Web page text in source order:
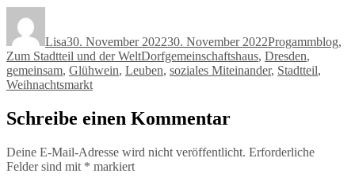
Lisa30. November 202230. November 2022Progammblog,
Zum Stadtteil und der WeltSchlagwörter
Dorfgemeinschaftshaus, Dresden,
gemeinsam, Glühwein, Leuben, soziales Miteinander, Stadtteil,
Weihnachtsmarkt
Schreibe einen Kommentar
Deine E-Mail-Adresse wird nicht veröffentlicht. Erforderliche
Felder sind mit * markiert